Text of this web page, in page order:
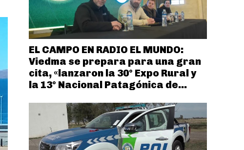
EL CAMPO EN RADIO EL MUNDO:
Viedma se prepara para una gran
cita, «lanzaron la 30° Expo Rural y
la 13° Nacional Patagónica de...